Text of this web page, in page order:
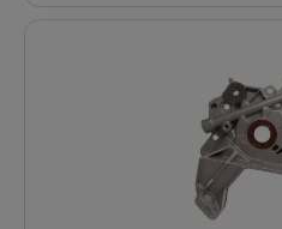
Bomba Oleo